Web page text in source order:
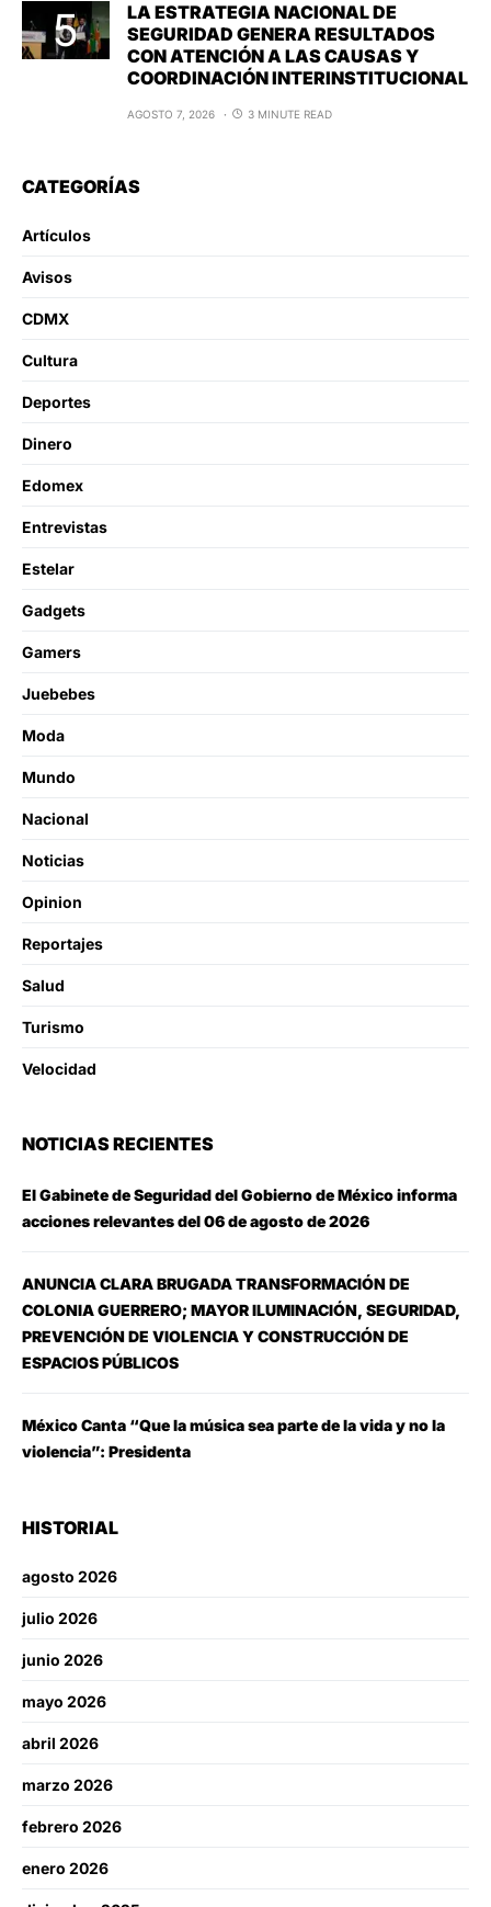
LA ESTRATEGIA NACIONAL DE
SEGURIDAD GENERA RESULTADOS
CON ATENCIÓN A LAS CAUSAS Y
COORDINACIÓN INTERINSTITUCIONAL
AGOSTO 7, 2026 3 MINUTE READ
CATEGORÍAS
Artículos
Avisos
CDMX
Cultura
Deportes
Dinero
Edomex
Entrevistas
Estelar
Gadgets
Gamers
Juebebes
Moda
Mundo
Nacional
Noticias
Opinion
Reportajes
Salud
Turismo
Velocidad
NOTICIAS RECIENTES
El Gabinete de Seguridad del Gobierno de México informa
acciones relevantes del 06 de agosto de 2026
ANUNCIA CLARA BRUGADA TRANSFORMACIÓN DE
COLONIA GUERRERO; MAYOR ILUMINACIÓN, SEGURIDAD,
PREVENCIÓN DE VIOLENCIA Y CONSTRUCCIÓN DE
ESPACIOS PÚBLICOS
México Canta “Que la música sea parte de la vida y no la
violencia”: Presidenta
HISTORIAL
agosto 2026
julio 2026
junio 2026
mayo 2026
abril 2026
marzo 2026
febrero 2026
enero 2026